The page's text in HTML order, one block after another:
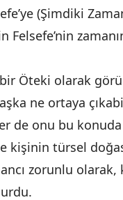
(Şimdiki
Öteki olarak
ne ortaya
de onu bu
türsel
zorunlu